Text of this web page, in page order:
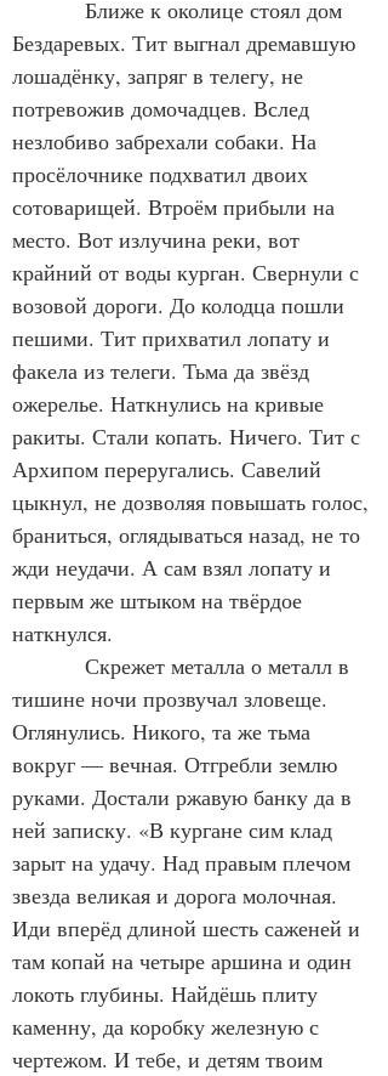
Бездаревых. Тит выгнал дремавшую
лошадёнку, запряг в телегу, не
потревожив домочадцев. Вслед
незлобиво забрехали собаки. На
просёлочнике подхватил двоих
сотоварищей. Втроём прибыли на
место. Вот излучина реки, вот
крайний от воды курган. Свернули с
возовой дороги. До колодца пошли
пешими. Тит прихватил лопату и
факела из телеги. Тьма да звёзд
ожерелье. Наткнулись на кривые
ракиты. Стали копать. Ничего. Тит с
Архипом переругались. Савелий
цыкнул, не дозволяя повышать голос,
браниться, оглядываться назад, не то
жди неудачи. А сам взял лопату и
первым же штыком на твёрдое
наткнулся.
тишине ночи прозвучал зловеще.
Оглянулись. Никого, та же тьма
вокруг — вечная. Отгребли землю
руками. Достали ржавую банку да в
ней записку. «В кургане сим клад
зарыт на удачу. Над правым плечом
звезда великая и дорога молочная.
Иди вперёд длиной шесть саженей и
там копай на четыре аршина и один
локоть глубины. Найдёшь плиту
каменну, да коробку железную с
чертежом. И тебе, и детям твоим